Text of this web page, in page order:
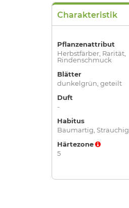
Charakteristik
Pflanzenattribut
Herbstfärber, Rarität,
Rindenschmuck
Blätter
dunkelgrün, geteilt
Duft
-
Habitus
Baumartig, Strauchig
Härtezone
5